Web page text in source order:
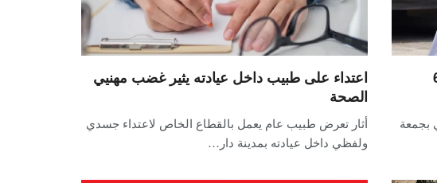
وتوقيف 6
بجمعة
اعتداء على طبيب داخل عيادته يثير غضب مهنيي
الصحة
أثار تعرض طبيب عام يعمل بالقطاع الخاص لاعتداء جسدي
ولفظي داخل عيادته بمدينة دار…